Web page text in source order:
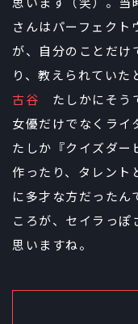
さんはパーフェクト
が、自分のことだけ
り、教えられていた
古谷 たしかにそう
女優だけでなくライ
たしか『クイズダ
作ったり、タレント
に多才な方だったん
ころが、セイラっぽ
思いますね。